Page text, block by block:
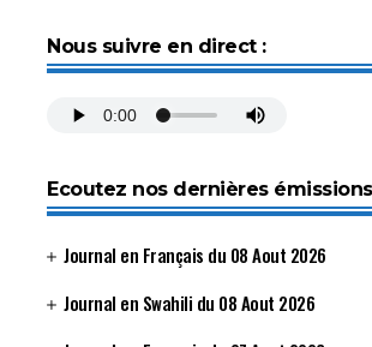
Nous suivre en direct :
Ecoutez nos dernières émissions
Journal en Français du 08 Aout 2026
Journal en Swahili du 08 Aout 2026